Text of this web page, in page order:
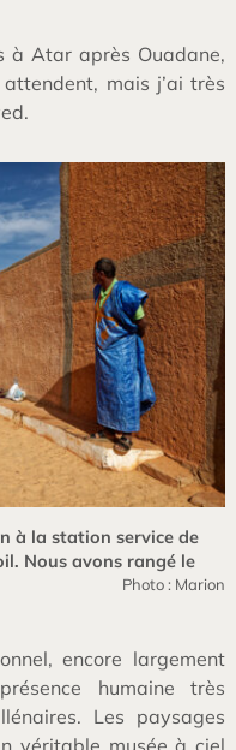
à Atar après Ouadane,
mais j’ai très
à la station service de
Nous avons rangé le
Photo : Marion
encore largement
humaine très
Les paysages
véritable musée à ciel